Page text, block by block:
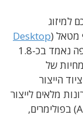
למיזוג
מטאל (Desktop
) ממסצ'וסטס, ארה"ב, בעסקה שהיקפה נאמד בכ-1.8
של
הייצור
מלאים לייצור
תעשייתי תוספי (Additive Manufacturing) בפולימרים,